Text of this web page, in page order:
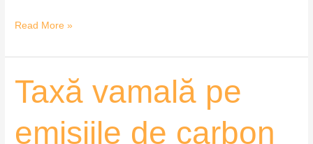
Read More »
Taxă vamală pe
emisiile de carbon
Taxă
vamală
emisiile